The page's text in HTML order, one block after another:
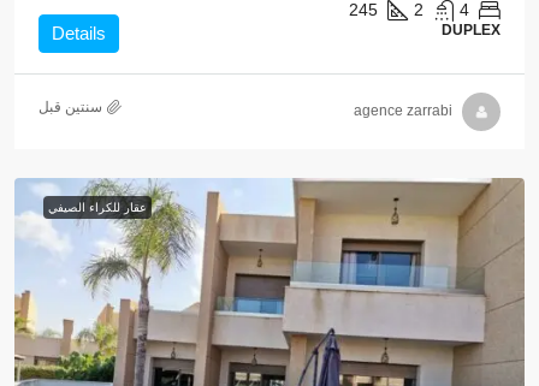
4
2
245
DUPLEX
Details
agence zarrabi ‏سنتين قبل
عقار للكراء الصيفي